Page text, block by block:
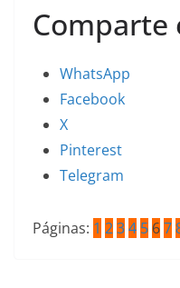
Comparte
WhatsApp
Facebook
X
Pinterest
Telegram
Páginas: 1 234 5 67